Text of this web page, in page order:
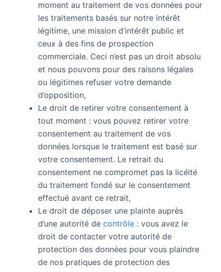
moment au traitement de vos données pour
les traitements basés sur notre intérêt
légitime, une mission d’intérêt public et
ceux à des fins de prospection
commerciale. Ceci n’est pas un droit absolu
et nous pouvons pour des raisons légales
ou légitimes refuser votre demande
d’opposition,
Le droit de retirer votre consentement à
tout moment : vous pouvez retirer votre
consentement au traitement de vos
données lorsque le traitement est basé sur
votre consentement. Le retrait du
consentement ne compromet pas la licéité
du traitement fondé sur le consentement
effectué avant ce retrait,
Le droit de déposer une plainte auprès
d’une autorité de contrôle: vous avez le
droit de contacter votre autorité de
protection des données pour vous plaindre
de nos pratiques de protection des